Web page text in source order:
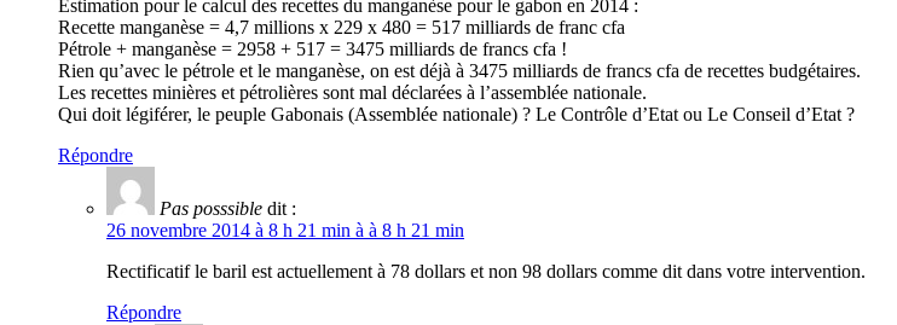
Estimation pour le calcul des recettes du manganèse pour le gabon en 2014 :
Recette manganèse = 4,7 millions x 229 x 480 = 517 milliards de franc cfa
Pétrole + manganèse = 2958 + 517 = 3475 milliards de francs cfa !
Rien qu’avec le pétrole et le manganèse, on est déjà à 3475 milliards de francs cfa de recettes budgétaires.
Les recettes minières et pétrolières sont mal déclarées à l’assemblée nationale.
Qui doit légiférer, le peuple Gabonais (Assemblée nationale) ? Le Contrôle d’Etat ou Le Conseil d’Etat ?
Répondre
Pas posssible dit :
26 novembre 2014 à 8 h 21 min à à 8 h 21 min
Rectificatif le baril est actuellement à 78 dollars et non 98 dollars comme dit dans votre intervention.
Répondre